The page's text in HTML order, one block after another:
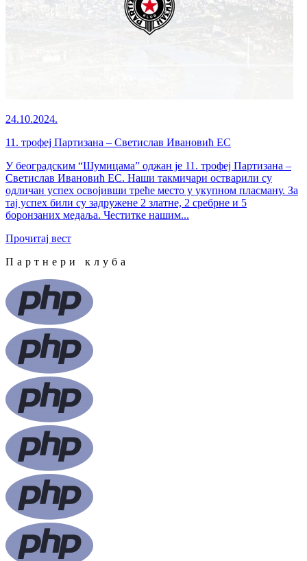
24.10.2024.
11. трофеј Партизана – Светислав Ивановић ЕС
У београдским “Шумицама” оджан је 11. трофеј Партизана –
Светислав Ивановић ЕС. Наши такмичари остварили су
одличан успех освојивши треће место у укупном пласману. За
тај успех били су задружене 2 златне, 2 сребрне и 5
боронзаних медаља. Честитке нашим...
Прочитај вест
Партнери клуба